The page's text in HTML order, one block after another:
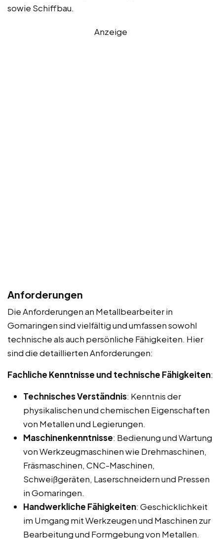
sowie Schiffbau.
Anzeige
Anforderungen
Die Anforderungen an Metallbearbeiter in
Gomaringen sind vielfältig und umfassen sowohl
technische als auch persönliche Fähigkeiten. Hier
sind die detaillierten Anforderungen:
Fachliche Kenntnisse und technische Fähigkeiten:
Technisches Verständnis: Kenntnis der
physikalischen und chemischen Eigenschaften
von Metallen und Legierungen.
Maschinenkenntnisse: Bedienung und Wartung
von Werkzeugmaschinen wie Drehmaschinen,
Fräsmaschinen, CNC-Maschinen,
Schweißgeräten, Laserschneidern und Pressen
in Gomaringen.
Handwerkliche Fähigkeiten: Geschicklichkeit
im Umgang mit Werkzeugen und Maschinen zur
Bearbeitung und Formgebung von Metallen.